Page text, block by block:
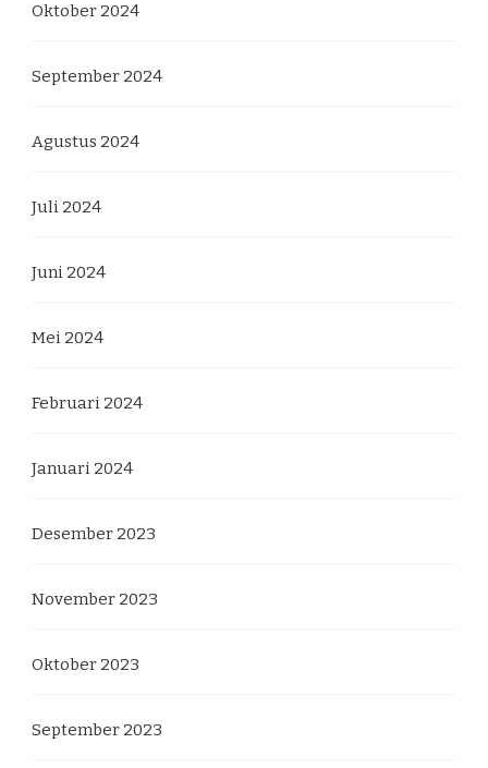
Oktober 2024
September 2024
Agustus 2024
Juli 2024
Juni 2024
Mei 2024
Februari 2024
Januari 2024
Desember 2023
November 2023
Oktober 2023
September 2023